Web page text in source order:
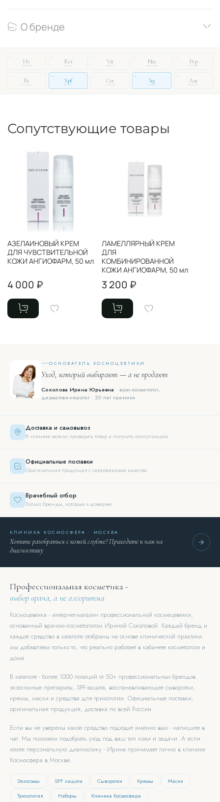
О бренде
14
Hy
Hyaluronic
Ret
Retinol
Vit
Vitamin C
Nia
Niacinamide
Pep
Peptides
Ex
Exosomes
19
Spf
SPF Filter
Cer
Ceramides
46
Sq
Squalane
Aze
Azelaic Ac.
Сопутствующие товары
АЗЕЛАИНОВЫЙ КРЕМ
ДЛЯ ЧУВСТВИТЕЛЬНОЙ
КОЖИ АНГИОФАРМ, 50 мл
4 000 ₽
ЛАМЕЛЛЯРНЫЙ КРЕМ
ДЛЯ
КОМБИНИРОВАННОЙ
КОЖИ АНГИОФАРМ, 50 мл
3 200 ₽
ОСНОВАТЕЛЬ КОСМОЦЕВТИКИ
Уход, который выбирают — а не продают
Соколова Ирина Юрьевна · врач-косметолог,
дерматовенеролог · 20 лет практики
Доставка и самовывоз
В клинике можно проверить товар и получить консультацию
Официальные поставки
Оригинальная продукция с сертификатами качества
Врачебный отбор
Только бренды, которым я доверяю
КЛИНИКА КОСМОСФЕРА · МОСКВА
Хотите разобраться с кожей глубже? Приходите к нам на
диагностику
Профессиональная косметика -
выбор врача, а не алгоритма
Космоцевтика - интернет-магазин профессиональной космецевтики,
основанный врачом-косметологом Ириной Соколовой. Каждый бренд и
каждое средство в каталоге отобраны на основе клинической практики:
мы добавляем только то, что реально работает в кабинете косметолога и
дома.
В каталоге - более 1000 позиций от 50+ профессиональных брендов:
экзосомные препараты, SPF-защита, восстанавливающие сыворотки,
кремы, маски и средства для трихологии. Официальные поставки,
оригинальная продукция, доставка по всей России.
Если вы не уверены какое средство подходит именно вам - напишите в
чат. Мы поможем подобрать уход под ваш тип кожи и задачи. А если
хотите персональную диагностику - Ирина принимает лично в клинике
Космосфера в Москве.
Экзосомы SPF защита Сыворотки Кремы
Маски
Трихология
Наборы Клиника Космосфера